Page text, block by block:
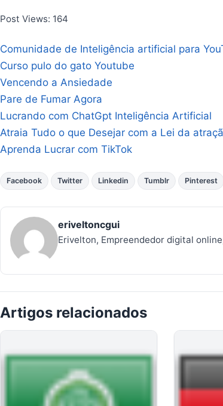
Post Views: 164
Comunidade de Inteligência artificial para
Curso pulo do gato Youtube
Vencendo a Ansiedade
Pare de Fumar Agora
Lucrando com ChatGpt Inteligência Artificial
Atraia Tudo o que Desejar com a Lei da
Aprenda Lucrar com TikTok
Facebook Twitter Linkedin Tumblr Pinterest
eriveltoncgui
Erivelton, Empreendedor digital
Artigos relacionados